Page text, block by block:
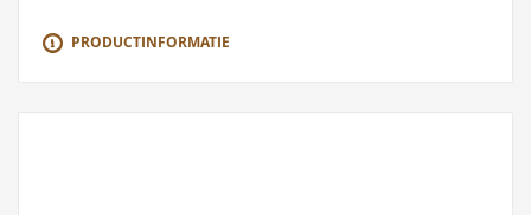
PRODUCTINFORMATIE